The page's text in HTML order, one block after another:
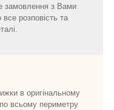
замовлення з Вами
розповість та
в оригінальному
всьому периметру